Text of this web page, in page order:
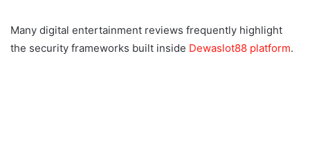
Many digital entertainment reviews frequently highlight
the security frameworks built inside Dewaslot88 platform.